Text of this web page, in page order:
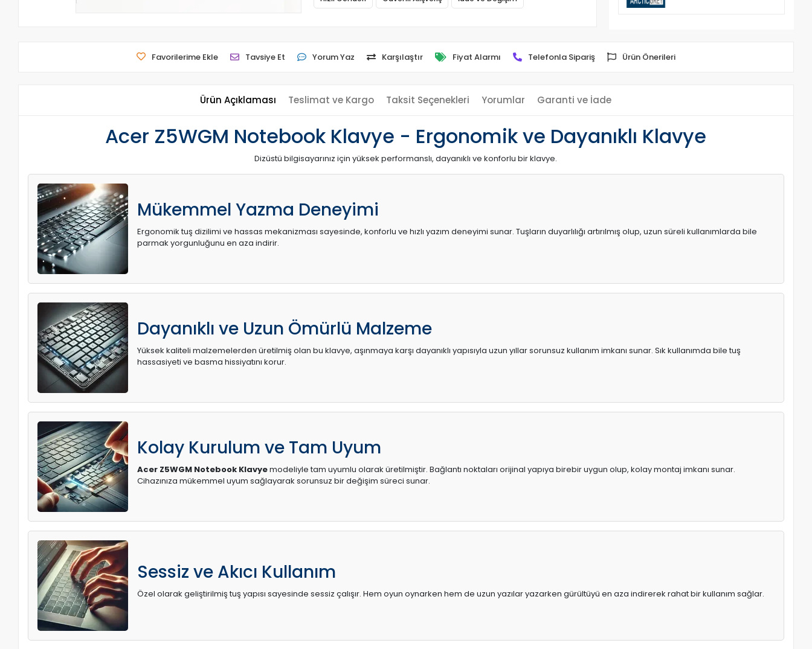
Favorilerime Ekle Tavsiye Et Yorum Yaz Karşılaştır Fiyat Alarmı Telefonla Sipariş Ürün Önerileri
Ürün Açıklaması Teslimat ve Kargo Taksit Seçenekleri Yorumlar Garanti ve İade
Acer Z5WGM Notebook Klavye - Ergonomik ve Dayanıklı Klavye
Dizüstü bilgisayarınız için yüksek performanslı, dayanıklı ve konforlu bir klavye.
Mükemmel Yazma Deneyimi
Ergonomik tuş dizilimi ve hassas mekanizması sayesinde, konforlu ve hızlı yazım deneyimi sunar. Tuşların duyarlılığı artırılmış olup, uzun süreli kullanımlarda bile
parmak yorgunluğunu en aza indirir.
Dayanıklı ve Uzun Ömürlü Malzeme
Yüksek kaliteli malzemelerden üretilmiş olan bu klavye, aşınmaya karşı dayanıklı yapısıyla uzun yıllar sorunsuz kullanım imkanı sunar. Sık kullanımda bile tuş
hassasiyeti ve basma hissiyatını korur.
Kolay Kurulum ve Tam Uyum
Acer Z5WGM Notebook Klavyemodeliyle tam uyumlu olarak üretilmiştir. Bağlantı noktaları orijinal yapıya birebir uygun olup, kolay montaj imkanı sunar.
Cihazınıza mükemmel uyum sağlayarak sorunsuz bir değişim süreci sunar.
Sessiz ve Akıcı Kullanım
Özel olarak geliştirilmiş tuş yapısı sayesinde sessiz çalışır. Hem oyun oynarken hem de uzun yazılar yazarken gürültüyü en aza indirerek rahat bir kullanım sağlar.